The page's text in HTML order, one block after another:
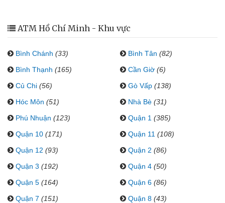
ATM Hồ Chí Minh - Khu vực
Bình Chánh (33) Bình Tân (82)
Bình Thạnh (165) Cần Giờ (6)
Củ Chi (56) Gò Vấp (138)
Hóc Môn (51) Nhà Bè (31)
Phú Nhuận (123) Quận 1 (385)
Quận 10 (171) Quận 11 (108)
Quận 12 (93) Quận 2 (86)
Quận 3 (192) Quận 4 (50)
Quận 5 (164) Quận 6 (86)
Quận 7 (151) Quận 8 (43)